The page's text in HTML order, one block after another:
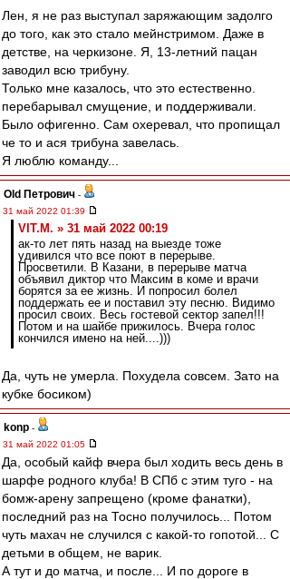
Лен, я не раз выступал заряжающим задолго
до того, как это стало мейнстримом. Даже в
детстве, на черкизоне. Я, 13-летний пацан
заводил всю трибуну.
Только мне казалось, что это естественно.
перебарывал смущение, и поддерживали.
Было офигенно. Сам охеревал, что пропищал
че то и ася трибуна завелась.
Я люблю команду...
Old Петрович -
31 май 2022 01:39
VIT.M. » 31 май 2022 00:19
ак-то лет пять назад на выезде тоже
удивился что все поют в перерыве.
Просветили. В Казани, в перерыве матча
объявил диктор что Максим в коме и врачи
борятся за ее жизнь. И попросил болел
поддержать ее и поставил эту песню. Видимо
просил своих. Весь гостевой сектор запел!!!
Потом и на шайбе прижилось. Вчера голос
кончился имено на ней....)))
Да, чуть не умерла. Похудела совсем. Зато на
кубке босиком)
konp -
31 май 2022 01:05
Да, особый кайф вчера был ходить весь день в
шарфе родного клуба! В СПб с этим туго - на
бомж-арену запрещено (кроме фанатки),
последний раз на Тосно получилось... Потом
чуть махач не случился с какой-то гопотой... С
детьми в общем, не варик.
А тут и до матча, и после... И по дороге в